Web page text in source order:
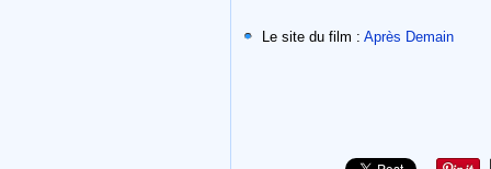
Le site du film : Après Demain